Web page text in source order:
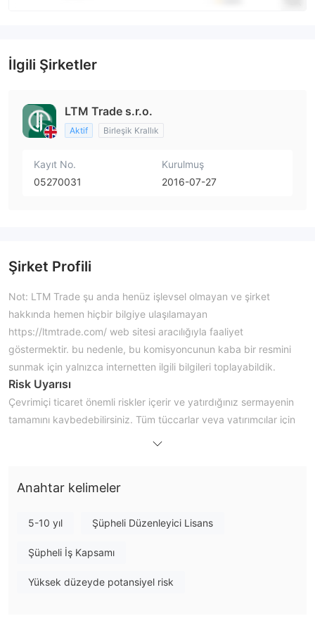
İlgili Şirketler
LTM Trade s.r.o.
Aktif Birleşik Krallık
Kayıt No.
05270031
Kurulmuş
2016-07-27
Şirket Profili
Not: LTM Trade şu anda henüz işlevsel olmayan ve şirket
hakkında hemen hiçbir bilgiye ulaşılamayan
https://ltmtrade.com/ web sitesi aracılığıyla faaliyet
göstermektir. bu nedenle, bu komisyoncunun kaba bir resmini
sunmak için yalnızca internetten ilgili bilgileri toplayabildik.
Risk Uyarısı
Çevrimiçi ticaret önemli riskler içerir ve yatırdığınız sermayenin
tamamını kaybedebilirsiniz. Tüm tüccarlar veya yatırımcılar için
Genel Bilgiler ve Yönetmelik
standardı metatrader4 ticaret platformu sağladığını iddia eden
Bu aracı kurumun web sitesine erişilemediğinden, ticari varlıkları,
kaldıracı, spreadleri, minimum mevduatı vb. hakkında daha
Anahtar kelimeler
5-10 yıl Şüpheli Düzenleyici Lisans
Şüpheli İş Kapsamı
Yüksek düzeyde potansiyel risk